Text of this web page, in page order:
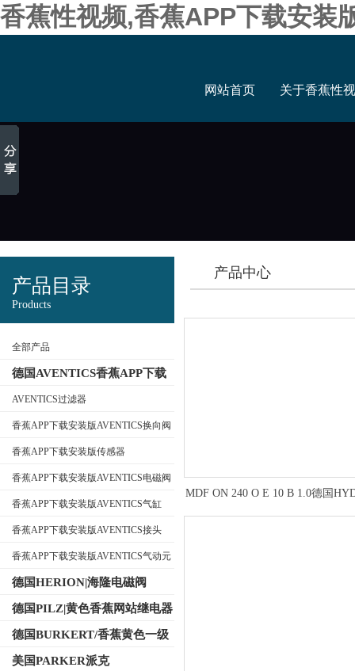
香蕉性视频,香蕉APP下载安装
网站首页 关于香蕉性
产品目录
Products
全部产品
德国AVENTICS香蕉APP下载
安装版
AVENTICS过滤器
香蕉APP下载安装版AVENTICS换向阀
香蕉APP下载安装版传感器
香蕉APP下载安装版AVENTICS电磁阀
香蕉APP下载安装版AVENTICS气缸
香蕉APP下载安装版AVENTICS接头
香蕉APP下载安装版AVENTICS气动元
德国HERION|海隆电磁阀
德国PILZ|黄色香蕉网站继电器
德国BURKERT/香蕉黄色一级
视频电磁阀
美国PARKER派克
产品中心
MDF ON 240 O E 10 B 1.0德国